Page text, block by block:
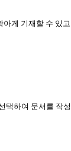
게 기재할 수 있
택하여 문서를 작